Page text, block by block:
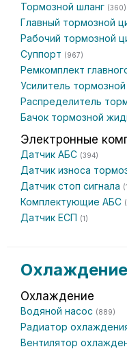
Тормозной шланг (360)
Главный тормозной
Рабочий тормозной
Суппорт (967)
Ремкомплект
Усилитель
Распределитель
Бачок тормозной
Электронные
Датчик АБС (394)
Датчик износа
Датчик стоп сигнала
Комплектующие АБС
Датчик ЕСП (1)
Охлаждение
Водяной насос (889)
Радиатор
Вентилятор